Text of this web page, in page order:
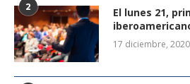
2
El lunes 21,
17 diciembre, 2020